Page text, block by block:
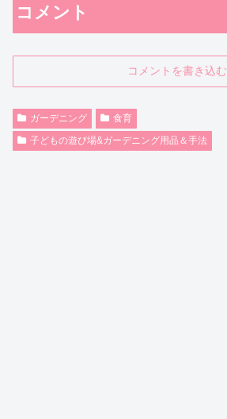
コメント
コメントを書き込む
ガーデニング
食育
子どもの遊び場&ガーデニング用品＆手法